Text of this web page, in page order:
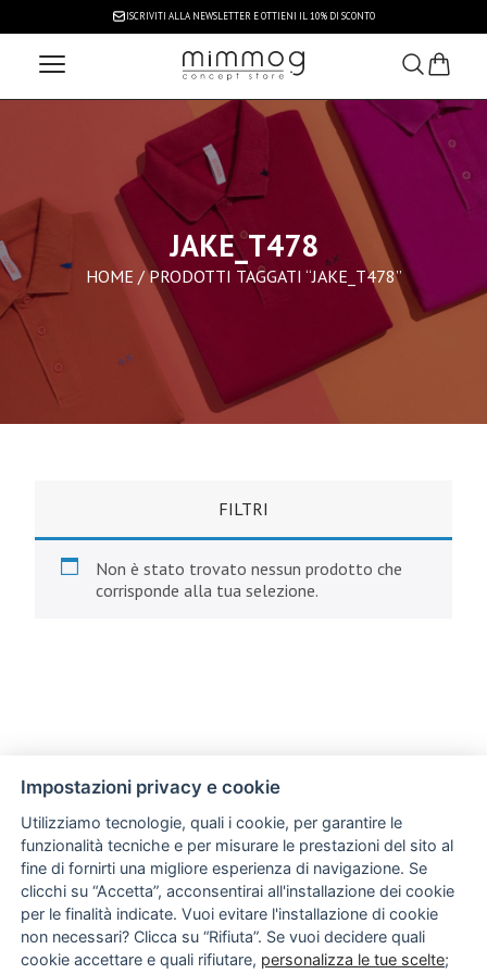
ISCRIVITI ALLA NEWSLETTER E OTTIENI IL 10% DI SCONTO
JAKE_T478
HOME / PRODOTTI TAGGATI “JAKE_T478”
FILTRI
Non è stato trovato nessun prodotto che
corrisponde alla tua selezione.
Impostazioni privacy e cookie
Utilizziamo tecnologie, quali i cookie, per garantire le
funzionalità tecniche e per misurare le prestazioni del sito al
fine di fornirti una migliore esperienza di navigazione. Se
clicchi su “Accetta”, acconsentirai all'installazione dei cookie
per le finalità indicate. Vuoi evitare l'installazione di cookie
non necessari? Clicca su “Rifiuta”. Se vuoi decidere quali
cookie accettare e quali rifiutare, personalizza le tue scelte;